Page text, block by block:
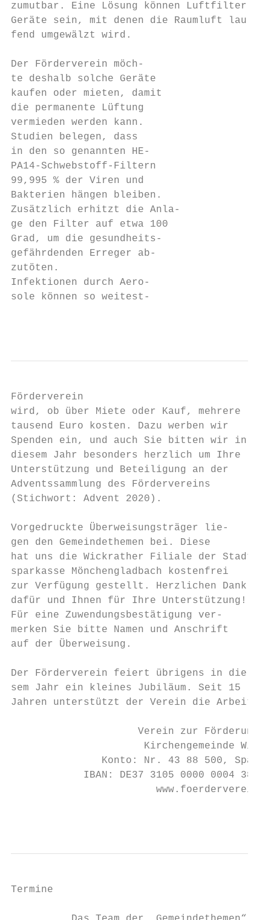
zumutbar. Eine Lösung können Luftfilter-
Geräte sein, mit denen die Raumluft lau-
fend umgewälzt wird.
Der Förderverein möch-
te deshalb solche Geräte
kaufen oder mieten, damit
die permanente Lüftung
vermieden werden kann.
Studien belegen, dass
in den so genannten HE-
PA14-Schwebstoff-Filtern
99,995 % der Viren und
Bakterien hängen bleiben.
Zusätzlich erhitzt die Anla-
ge den Filter auf etwa 100
Grad, um die gesundheits-
gefährdenden Erreger ab-
zutöten.
Infektionen durch Aero-
sole können so weitest-
Förderverein
wird, ob über Miete oder Kauf, mehrere
tausend Euro kosten. Dazu werben wir
Spenden ein, und auch Sie bitten wir in
diesem Jahr besonders herzlich um Ihre
Unterstützung und Beteiligung an der
Adventssammlung des Fördervereins
(Stichwort: Advent 2020).
Vorgedruckte Überweisungsträger lie-
gen den Gemeindethemen bei. Diese
hat uns die Wickrather Filiale der Stadt-
sparkasse Mönchengladbach kostenfrei
zur Verfügung gestellt. Herzlichen Dank
dafür und Ihnen für Ihre Unterstützung!
Für eine Zuwendungsbestätigung ver-
merken Sie bitte Namen und Anschrift
auf der Überweisung.
Der Förderverein feiert übrigens in die-
sem Jahr ein kleines Jubiläum. Seit 15
Jahren unterstützt der Verein die Arbeit
Verein zur Förderung
Kirchengemeinde
Konto: Nr. 43 88 500,
IBAN: DE37 3105 0000 0004 3885
www.foerderverein-
Termine